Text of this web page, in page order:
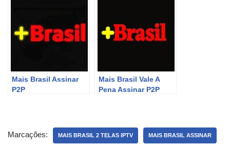
Mais Brasil Assinar
P2P
Mais Brasil Vale A
Pena Assinar P2P
Marcações: MAIS BRASIL 2 TELAS IPTV MAIS BRASIL ASSINAR